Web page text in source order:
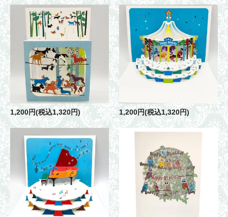
1,200円(税込1,320円) 1,200円(税込1,320円)